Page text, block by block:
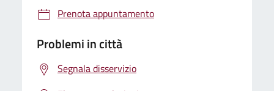
Prenota appuntamento
Problemi in città
Segnala disservizio